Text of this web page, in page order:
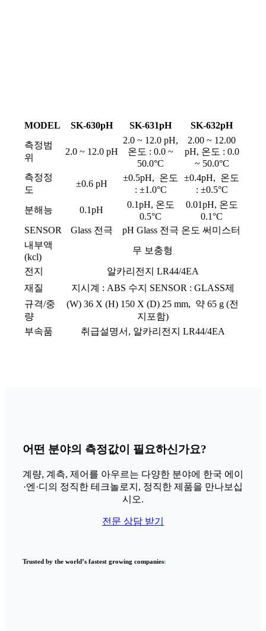
MODEL SK-630pH SK-631pH
SK-632pH
측정범
위
2.0 ~ 12.0 pH
2.0 ~ 12.0 pH,
온도 : 0.0 ~
50.0°C
2.00 ~ 12.00
pH, 온도 : 0.0
~ 50.0°C
측정정
도
±0.6 pH
±0.5pH, 온도
: ±1.0°C
±0.4pH, 온도
: ±0.5°C
분해능
0.1pH
0.1pH, 온도
0.5°C
0.01pH, 온도
0.1°C
SENSOR
Glass 전극
pH Glass 전극 온도 써미스터
내부액
(kcl)
무 보충형
전지
알카리전지 LR44/4EA
재질
지시계 : ABS 수지 SENSOR : GLASS제
규격/중
량
(W) 36 X (H) 150 X (D) 25 mm, 약 65 g (전
지포함)
부속품
취급설명서, 알카리전지 LR44/4EA
어떤 분야의 측정값이 필요하신가요?
계량, 계측, 제어를 아우르는 다양한 분야에 한국 에이
·엔·디의 정직한 테크놀로지, 정직한 제품을 만나보십
시오.
전문 상담 받기
Trusted by the world’s fastest growing companies: